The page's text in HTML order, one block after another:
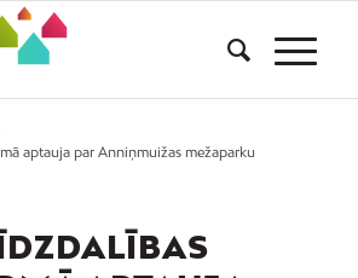
aptauja par Anniņmuižas mežaparku